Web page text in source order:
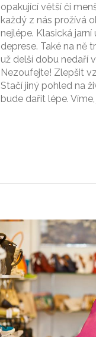
opakující větší či
každý z nás prožívá
nejlépe. Klasická
deprese. Také na ně
už delší dobu nedaří
Nezoufejte! Zlepšit
Stačí jiný pohled na
bude dařit lépe.